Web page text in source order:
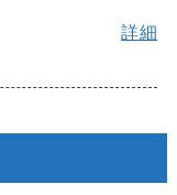
詳細